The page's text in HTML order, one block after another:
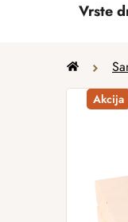
Vrste
Home
Akcija